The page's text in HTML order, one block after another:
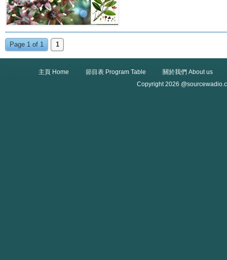
Page 1 of 1 1
主頁 Home 節目表 Program Table
關於我們 About us
Copyright 2026